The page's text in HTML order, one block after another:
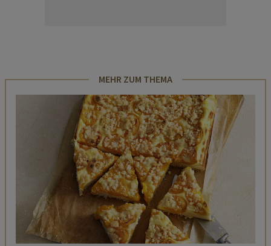
MEHR ZUM THEMA